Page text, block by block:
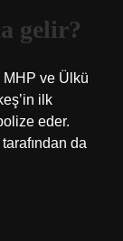
gelir?
MHP ve Ülkü
ilk
eder.
da